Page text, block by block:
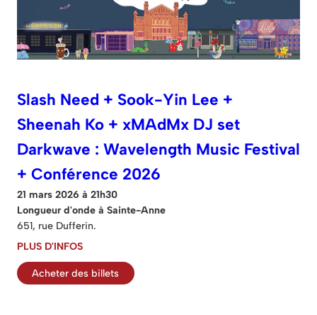
Slash Need + Sook-Yin Lee +
Sheenah Ko + xMAdMx DJ set
Darkwave : Wavelength Music Festival
+ Conférence 2026
21 mars 2026 à 21h30
Longueur d'onde à Sainte-Anne
651, rue Dufferin.
PLUS D'INFOS
Acheter des billets